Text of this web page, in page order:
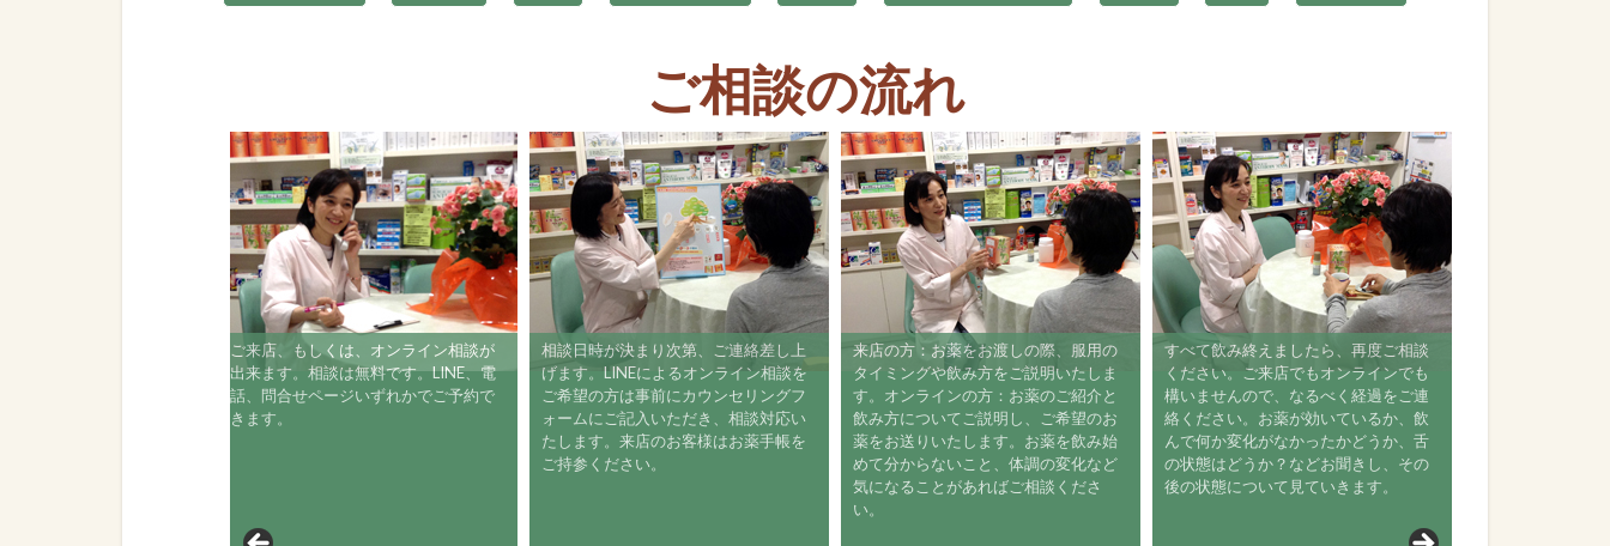
ご相談の流れ
ご来店、もしくは、オンライン相談が
出来ます。相談は無料です。LINE、電
話、問合せページいずれかでご予約で
きます。
相談日時が決まり次第、ご連絡差し上
げます。LINEによるオンライン相談を
ご希望の方は事前にカウンセリングフ
ォームにご記入いただき、相談対応い
たします。来店のお客様はお薬手帳を
ご持参ください。
来店の方：お薬をお渡しの際、服用の
タイミングや飲み方をご説明いたしま
す。オンラインの方：お薬のご紹介と
飲み方についてご説明し、ご希望のお
薬をお送りいたします。お薬を飲み始
めて分からないこと、体調の変化など
気になることがあればご相談くださ
い。
すべて飲み終えましたら、再度ご相談
ください。ご来店でもオンラインでも
構いませんので、なるべく経過をご連
絡ください。お薬が効いているか、飲
んで何か変化がなかったかどうか、舌
の状態はどうか？などお聞きし、その
後の状態について見ていきます。